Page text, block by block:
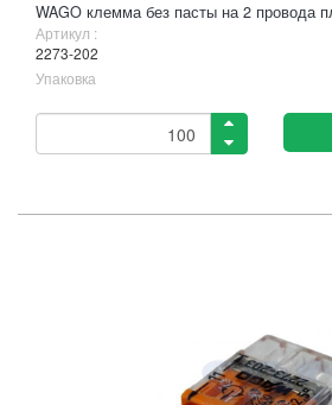
WAGO клемма без пасты на 2 провода
Артикул :
2273-202
Упаковка